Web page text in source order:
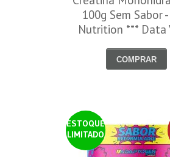
100g Sem Sabor
Nutrition *** Data
COMPRAR
ESTOQUE
LIMITADO